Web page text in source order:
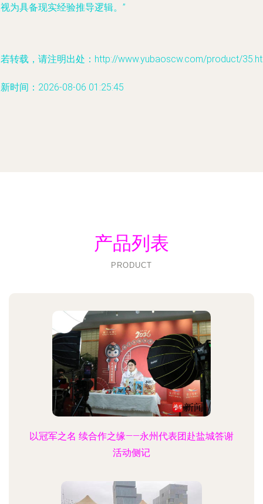
为具备现实经验推导逻辑。”
转载，请注明出处：http://www.yubaoscw.com/product/
时间：2026-08-06 01:25:45
产品列表
PRODUCT
以冠军之名 续合作之缘——永州代表团赴盐城答谢
活动侧记